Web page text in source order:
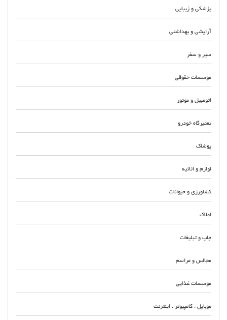
پزشکی و زیبایی
آرایشی و بهداشتی
سیر و سفر
موسسات حقوقی
اتومبیل و موتور
تعمیرگاه خودرو
پوشاک
لوازم و اثاثیه
کشاورزی و حیوانات
املاک
چاپ و تبلیغات
مجالس و مراسم
موسسات غذایی
موبایل . کامپیوتر . اینترنت